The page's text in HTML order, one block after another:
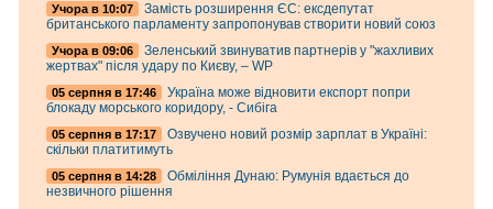
Учора в 10:07
Замість розширення ЄС: ексдепутат
британського парламенту запропонував створити новий союз
Учора в 09:06
Зеленський звинуватив партнерів у "жахливих
жертвах" після удару по Києву, – WP
05 серпня в 17:46
Україна може відновити експорт попри
блокаду морського коридору, - Сибіга
05 серпня в 17:17
Озвучено новий розмір зарплат в Україні:
скільки платитимуть
05 серпня в 14:28
Обміління Дунаю: Румунія вдається до
незвичного рішення